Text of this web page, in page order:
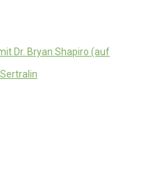
Dr. Bryan Shapiro (auf